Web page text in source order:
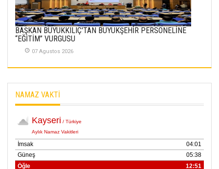
BAŞKAN BÜYÜKKILIÇ'TAN BÜYÜKŞEHİR PERSONELİNE
“EĞİTİM” VURGUSU
07 Agustos 2026
NAMAZ VAKTİ